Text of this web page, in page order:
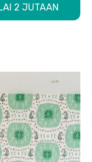
2 JUTAAN